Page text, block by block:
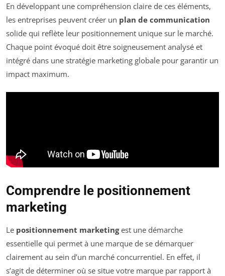
En développant une compréhension claire de ces éléments,
les entreprises peuvent créer un plan de communication
solide qui reflète leur positionnement unique sur le marché.
Chaque point évoqué doit être soigneusement analysé et
intégré dans une stratégie marketing globale pour garantir un
impact maximum.
Comprendre le positionnement
marketing
Le positionnement marketingest une démarche
essentielle qui permet à une marque de se démarquer
clairement au sein d’un marché concurrentiel. En effet, il
s’agit de déterminer où se situe votre marque par rapport à